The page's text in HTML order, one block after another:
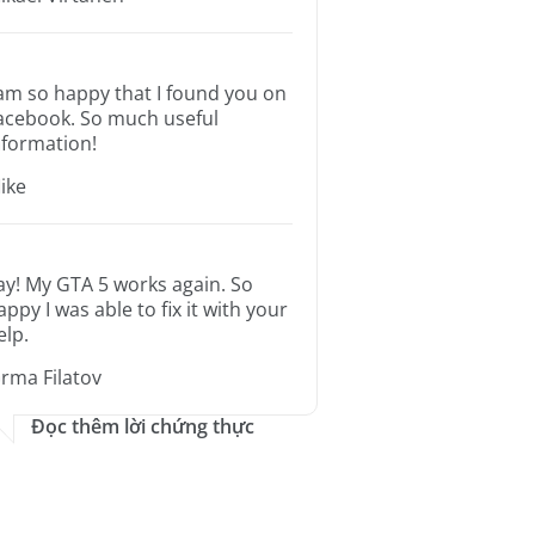
so happy that I found you on
So much useful
My GTA 5 works again. So
I was able to fix it with your
Filatov
Đọc thêm lời chứng thực